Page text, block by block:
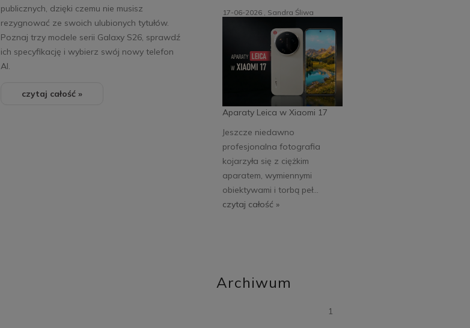
publicznych, dzięki czemu nie musisz
rezygnować ze swoich ulubionych tytułów.
Poznaj trzy modele serii Galaxy S26, sprawdź
ich specyfikację i wybierz swój nowy telefon
AI.
czytaj całość »
Aparaty Leica w Xiaomi 17
17-06-2026 , Sandra Śliwa
Jeszcze niedawno
profesjonalna fotografia
kojarzyła się z ciężkim
aparatem, wymiennymi
obiektywami i torbą peł...
czytaj całość »
Archiwum
1